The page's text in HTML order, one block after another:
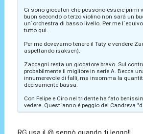
Ci sono giocatori che possono essere primi
buon secondo o terzo violino non sará un
un´orchestra di basso livello. Per me
tutto qui.
Per me dovevamo tenere il Taty e vendere
aspettando isaksen).
Zaccagni resta un giocatore bravo. Sul
probabilmente il migliore in serie A. Becca
innumerevole di falli, ma insomma la
decisamente bassa.
Con Felipe e Ciro nel tridente ha fato
vedere. Quest´anno é peggio del Candreva